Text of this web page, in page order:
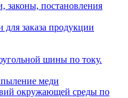
законы, постановления
заказа продукции
шины по току.
меди
окружающей среды по